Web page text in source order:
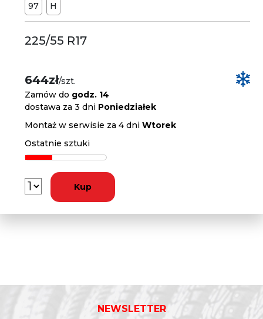
97
H
225/55 R17
644zł/szt.
Zamów do godz. 14
dostawa za 3 dni Poniedziałek
Montaż w serwisie za 4 dniWtorek
Ostatnie sztuki
Kup
NEWSLETTER